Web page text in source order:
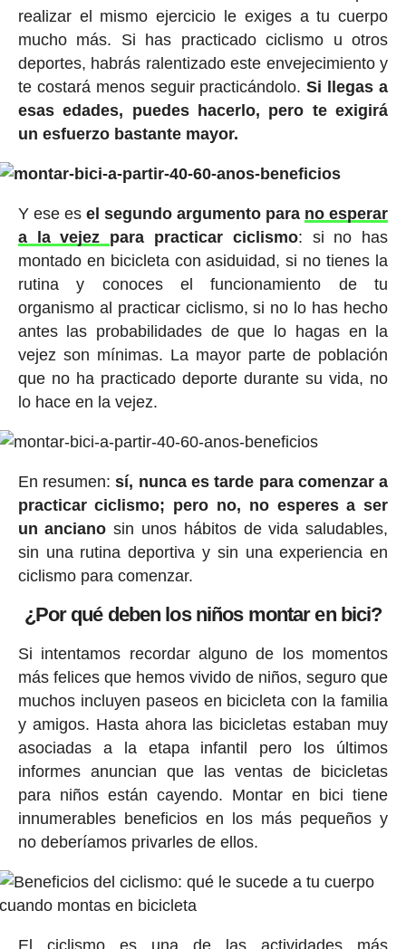
realizar el mismo ejercicio le exiges a tu cuerpo
mucho más. Si has practicado ciclismo u otros
deportes, habrás ralentizado este envejecimiento y
te costará menos seguir practicándolo.Si llegas a
esas edades, puedes hacerlo, pero te exigirá
un esfuerzo bastante mayor.
Y ese es el segundo argumento para no esperar
a la vejez para practicar ciclismo: si no has
montado en bicicleta con asiduidad, si no tienes la
rutina y conoces el funcionamiento de tu
organismo al practicar ciclismo, si no lo has hecho
antes las probabilidades de que lo hagas en la
vejez son mínimas. La mayor parte de población
que no ha practicado deporte durante su vida, no
lo hace en la vejez.
En resumen:sí, nunca es tarde para comenzar a
practicar ciclismo; pero no, no esperes a ser
un anciano sin unos hábitos de vida saludables,
sin una rutina deportiva y sin una experiencia en
ciclismo para comenzar.
¿Por qué deben los niños montar en bici?
Si intentamos recordar alguno de los momentos
más felices que hemos vivido de niños, seguro que
muchos incluyen paseos en bicicleta con la familia
y amigos. Hasta ahora las bicicletas estaban muy
asociadas a la etapa infantil pero los últimos
informes anuncian que las ventas de bicicletas
para niños están cayendo. Montar en bici tiene
innumerables beneficios en los más pequeños y
no deberíamos privarles de ellos.
El ciclismo es una de las actividades más